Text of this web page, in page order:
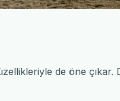
de öne çıkar.